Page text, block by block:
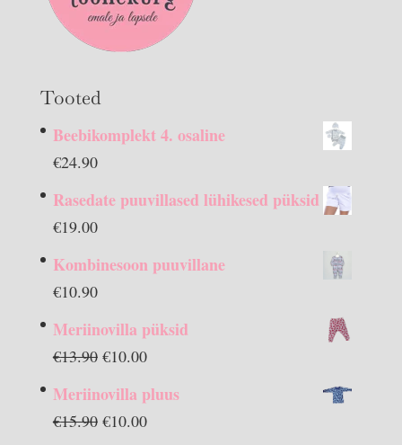
Tooted
Beebikomplekt 4. osaline
€24.90
Rasedate puuvillased lühikesed püksid
€19.00
Kombinesoon puuvillane
€10.90
Meriinovilla püksid
€13.90 Algne
€10.00Praegune
on:
Meriinovilla pluus
€15.90 Algne
€10.00Praegune